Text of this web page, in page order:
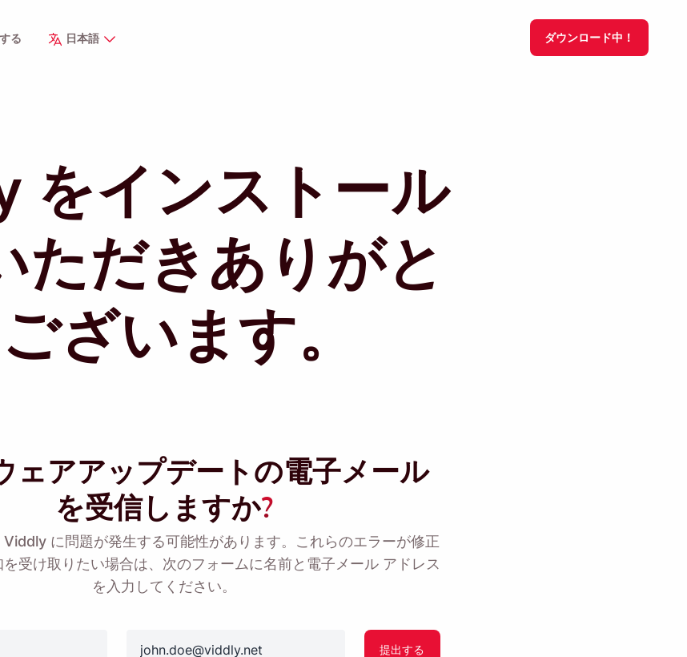
る 日本語 ダウンロード中！
をインストール
ただきありがと
ざいます。
ェアアップデートの電子メール
を受信しますか?
に問題が発生する可能性があります。これらのエラーが修正
受け取りたい場合は、次のフォームに名前と電子メール アドレス
を入力してください。
提出する
リマインダー🔔
PC に戻ったら、Viddly をダウンロードするように自分自身にリマ
インダーを送信します。